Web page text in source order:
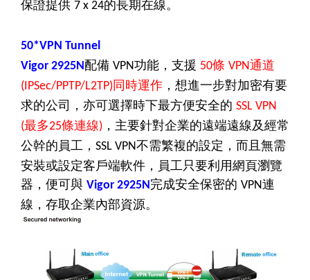
保證提供 7 x 24的長期在線。
50*VPN Tunnel
Vigor 2925N配備 VPN功能，支援 50條 VPN通道
(IPSec/PPTP/L2TP)同時運作 ，想進一步對加密有要
求的公司，亦可選擇時下最方便安全的 SSL VPN
(最多25條連線) ，主要針對企業的遠端遠線及經常
公幹的員工， SSL VPN不需繁複的設定，而且無需
安裝或設定客戶端軟件，員工只要利用網頁瀏覽
器，便可與 Vigor 2925N 完成安全保密的 VPN連
線，存取企業內部資源。